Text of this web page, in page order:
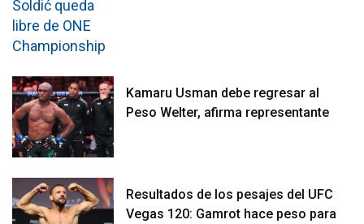
Kamaru Usman debe regresar al
Peso Welter, afirma representante
Resultados de los pesajes del UFC
Vegas 120: Gamrot hace peso para